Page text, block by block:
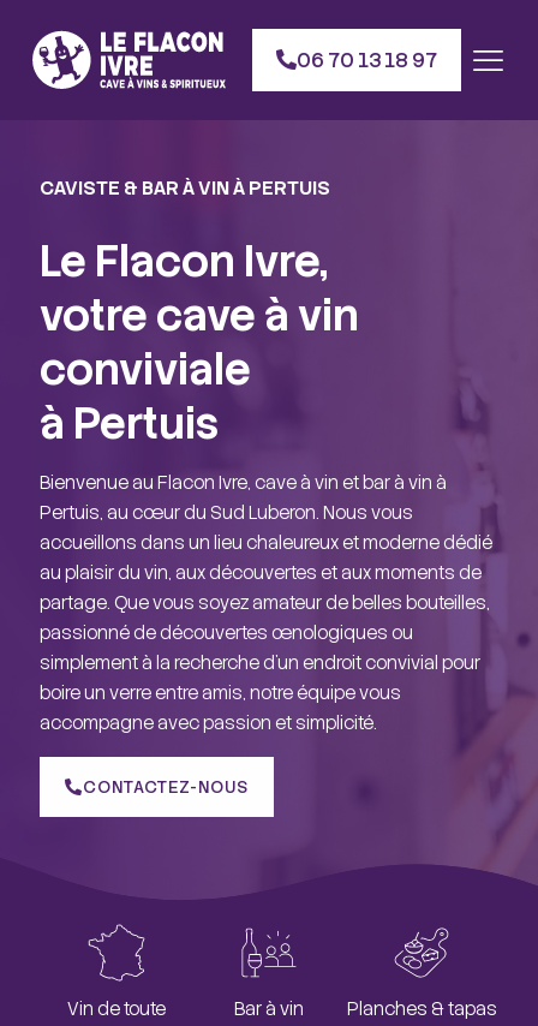
06 70 13 18 97
CAVISTE & BAR À VIN À PERTUIS
Le Flacon Ivre,
votre cave à vin
conviviale
à Pertuis
Bienvenue au Flacon Ivre, cave à vin et bar à vin à
Pertuis, au cœur du Sud Luberon. Nous vous
accueillons dans un lieu chaleureux et moderne dédié
au plaisir du vin, aux découvertes et aux moments de
partage. Que vous soyez amateur de belles bouteilles,
passionné de découvertes œnologiques ou
simplement à la recherche d’un endroit convivial pour
boire un verre entre amis, notre équipe vous
accompagne avec passion et simplicité.
CONTACTEZ-NOUS
Vin de toute
Bar à vin
Planches & tapas